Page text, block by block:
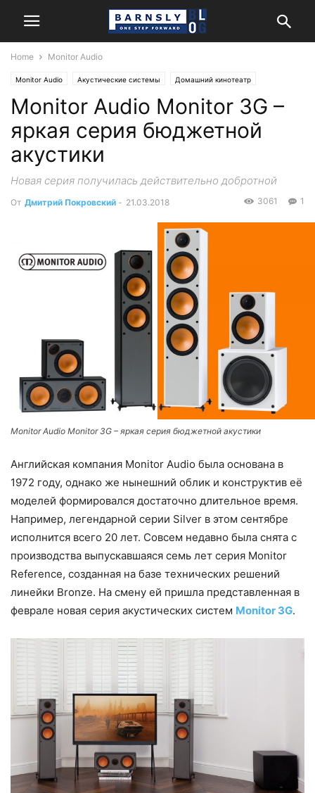
Home Monitor Audio
Monitor Audio Акустические системы Домашний кинотеатр
Обзоры и тесты Стерео
Monitor Audio Monitor 3G –
яркая серия бюджетной
акустики
Новая серия получилась действительно добротной
От Дмитрий Покровский - 21.03.2018 1
3061
Monitor Audio Monitor 3G – яркая серия бюджетной акустики
Английская компания Monitor Audio была основана в
1972 году, однако же нынешний облик и конструктив её
моделей формировался достаточно длительное время.
Например, легендарной серии Silver в этом сентябре
исполнится всего 20 лет. Совсем недавно была снята с
производства выпускавшаяся семь лет серия Monitor
Reference, созданная на базе технических решений
линейки Bronze. На смену ей пришла представленная в
феврале новая серия акустических систем Monitor 3G.